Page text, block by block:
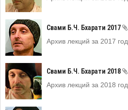
Свами Б.Ч. Бхарати 2017
Архив лекций за 2017 год
Свами Б.Ч. Бхарати 2018
Архив лекций за 2018 год